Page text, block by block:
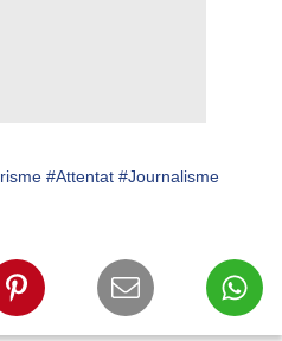
#Attentat #Journalisme